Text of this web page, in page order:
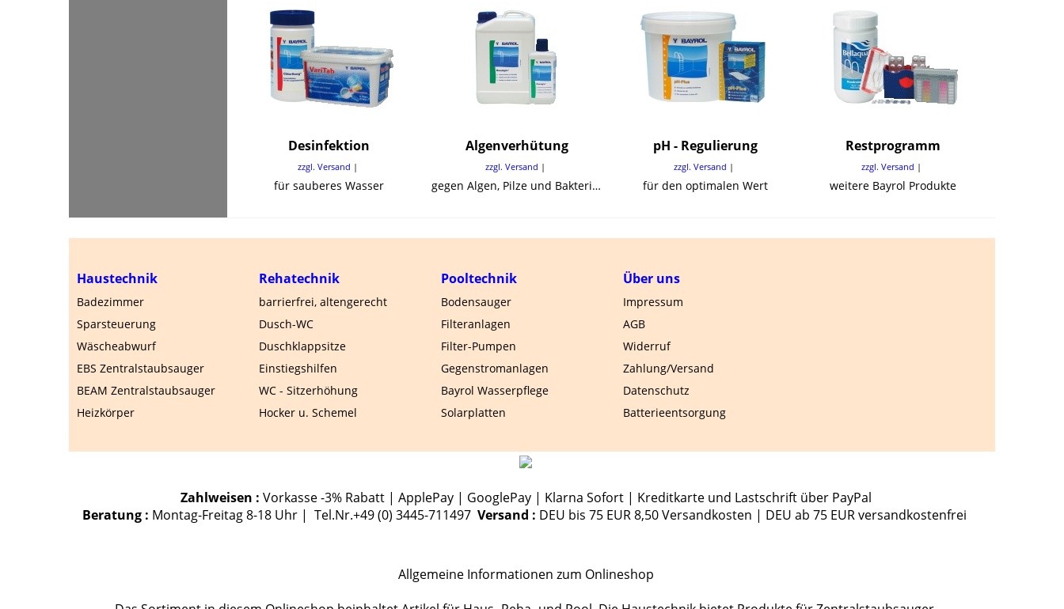
Desinfektion
zzgl. Versand
für sauberes Wasser
Algenverhütung
zzgl. Versand
gegen Algen, Pilze und Bakterien
pH - Regulierung
zzgl. Versand
für den optimalen Wert
Restprogramm
zzgl. Versand
weitere Bayrol Produkte
Haustechnik
Badezimmer
Sparsteuerung
Wäscheabwurf
EBS Zentralstaubsauger
BEAM Zentralstaubsauger
Heizkörper
Rehatechnik
barrierfrei, altengerecht
Dusch-WC
Duschklappsitze
Einstiegshilfen
WC - Sitzerhöhung
Hocker u. Schemel
Pooltechnik
Bodensauger
Filteranlagen
Filter-Pumpen
Gegenstromanlagen
Bayrol Wasserpflege
Solarplatten
Über uns
Impressum
AGB
Widerruf
Zahlung/Versand
Datenschutz
Batterieentsorgung
Zahlweisen : Vorkasse -3% Rabatt | ApplePay | GooglePay | Klarna Sofort | Kreditkarte und Lastschrift über PayPal
Beratung : Montag-Freitag 8-18 Uhr | Tel.Nr.+49 (0) 3445-711497 Versand : DEU bis 75 EUR 8,50 Versandkosten | DEU ab 75 EUR versandkostenfrei
Allgemeine Informationen zum Onlineshop